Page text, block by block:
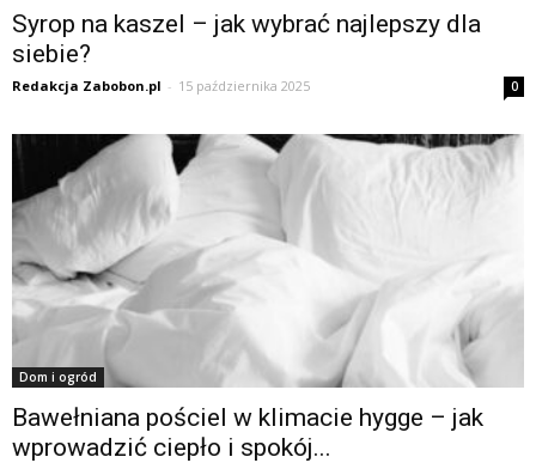
Syrop na kaszel – jak wybrać najlepszy dla
siebie?
Redakcja Zabobon.pl - 15 października 2025 0
Dom i ogród
Bawełniana pościel w klimacie hygge – jak
wprowadzić ciepło i spokój...